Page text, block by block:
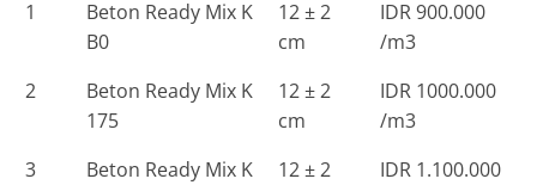
1
Beton Ready Mix K
B0
12 ± 2
cm
IDR 900.000
/m3
2
Beton Ready Mix K
175
12 ± 2
cm
IDR 1000.000
/m3
3
Beton Ready Mix K
12 ± 2
IDR 1.100.000